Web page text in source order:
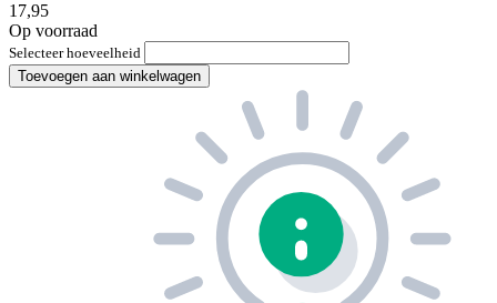
17,95
Op voorraad
Selecteer hoeveelheid
Toevoegen aan winkelwagen